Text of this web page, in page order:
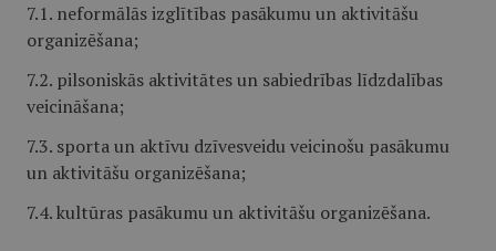
7.1. neformālās izglītības pasākumu un aktivitāšu
organizēšana;
7.2. pilsoniskās aktivitātes un sabiedrības līdzdalības
veicināšana;
7.3. sporta un aktīvu dzīvesveidu veicinošu pasākumu
un aktivitāšu organizēšana;
7.4. kultūras pasākumu un aktivitāšu organizēšana.